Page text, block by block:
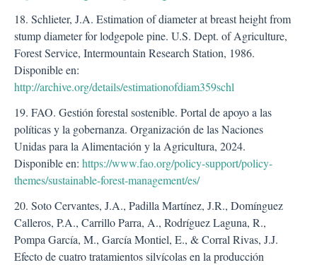
18. Schlieter, J.A. Estimation of diameter at breast height from
stump diameter for lodgepole pine. U.S. Dept. of Agriculture,
Forest Service, Intermountain Research Station, 1986.
Disponible en:
http://archive.org/details/estimationofdiam359schl
19. FAO. Gestión forestal sostenible. Portal de apoyo a las
políticas y la gobernanza. Organización de las Naciones
Unidas para la Alimentación y la Agricultura, 2024.
Disponible en: https://www.fao.org/policy-support/policy-
themes/sustainable-forest-management/es/
20. Soto Cervantes, J.A., Padilla Martínez, J.R., Domínguez
Calleros, P.A., Carrillo Parra, A., Rodríguez Laguna, R.,
Pompa García, M., García Montiel, E., & Corral Rivas, J.J.
Efecto de cuatro tratamientos silvícolas en la producción